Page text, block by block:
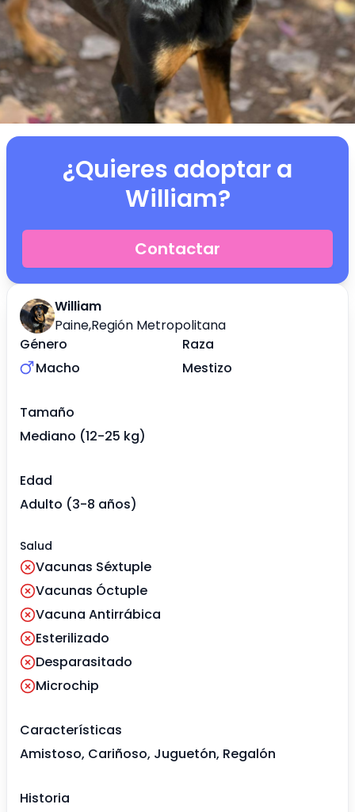
William
Paine,Región Metropolitana
Género
Macho
Raza
Mestizo
Tamaño
Mediano (12-25 kg)
Edad
Adulto (3-8 años)
Salud
Vacunas Séxtuple
Vacunas Óctuple
Vacuna Antirrábica
Esterilizado
Desparasitado
Microchip
Características
Amistoso, Cariñoso, Juguetón, Regalón
Historia
¿Quieres adoptar a
William?
Contactar